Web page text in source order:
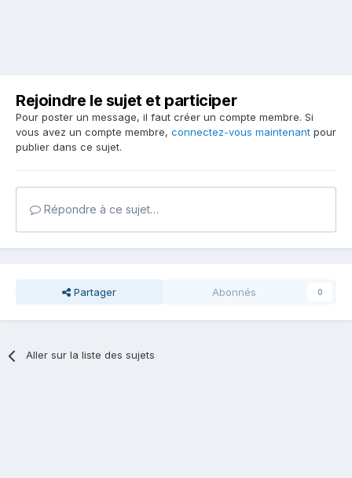
Rejoindre le sujet et participer
Pour poster un message, il faut créer un compte membre. Si
vous avez un compte membre, connectez-vous maintenant pour
publier dans ce sujet.
Répondre à ce sujet…
Partager Abonnés 0
Aller sur la liste des sujets